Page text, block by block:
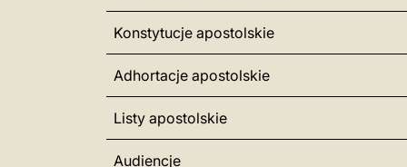
Konstytucje apostolskie
Adhortacje apostolskie
Listy apostolskie
Audiencje